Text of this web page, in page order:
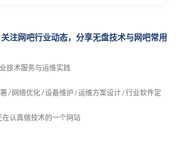
注网吧行业动态，分享无盘技术与网吧常用
技术服务与运维实践
/ 网络优化 / 设备维护 / 运维方案设计 / 行业软件定
认真做技术的一个网站